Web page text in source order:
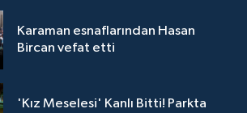
Karaman esnaflarından Hasan
Bircan vefat etti
'Kız Meselesi' Kanlı Bitti! Parkta